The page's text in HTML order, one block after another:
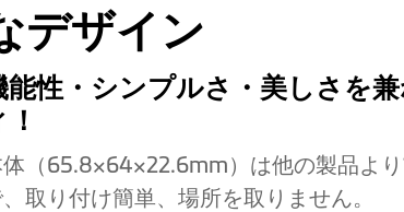
デザイン
能性・シンプルさ・美しさを
！
（65.8×64×22.6mm）は他の製品より
取り付け簡単、場所を取りません。